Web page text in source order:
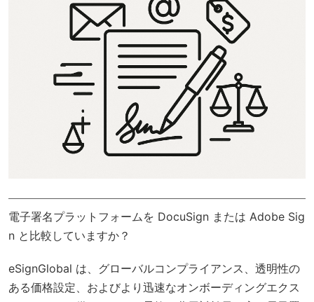
電子署名プラットフォームを DocuSign または Adobe Sig
n と比較していますか？
eSignGlobal は、 グローバルコンプライアンス 、透明性の
ある価格設定、およびより迅速なオンボーディングエクス